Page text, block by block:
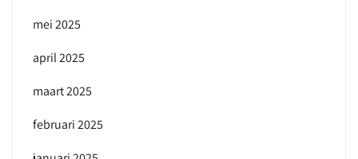
mei 2025
april 2025
maart 2025
februari 2025